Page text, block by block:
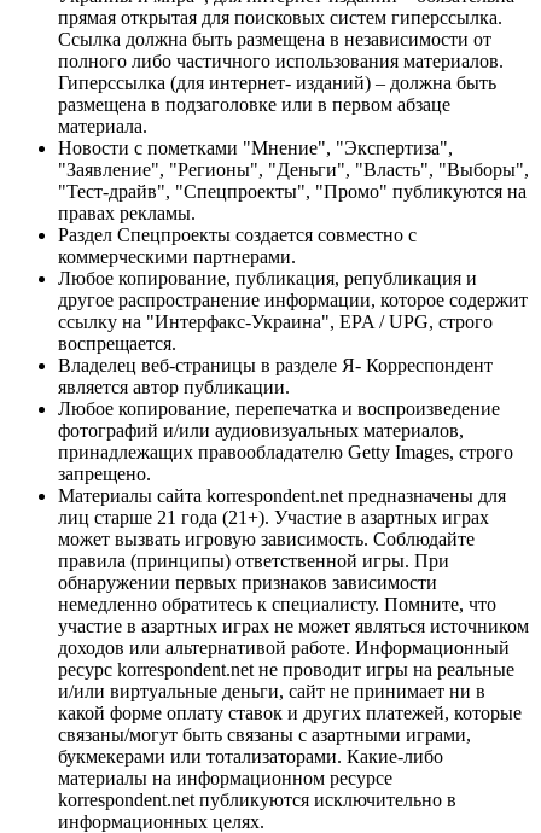
прямая открытая для поисковых систем гиперссылка.
Ссылка должна быть размещена в независимости от
полного либо частичного использования материалов.
Гиперссылка (для интернет- изданий) – должна быть
размещена в подзаголовке или в первом абзаце
материала.
Новости с пометками "Мнение", "Экспертиза",
"Заявление", "Регионы", "Деньги", "Власть", "Выборы",
"Тест-драйв", "Спецпроекты", "Промо" публикуются на
правах рекламы.
Раздел Спецпроекты создается совместно с
коммерческими партнерами.
Любое копирование, публикация, републикация и
другое распространение информации, которое содержит
ссылку на "Интерфакс-Украина", EPA / UPG, строго
воспрещается.
Владелец веб-страницы в разделе Я- Корреспондент
является автор публикации.
Любое копирование, перепечатка и воспроизведение
фотографий и/или аудиовизуальных материалов,
принадлежащих правообладателю Getty Images, строго
запрещено.
Материалы сайта korrespondent.net предназначены для
лиц старше 21 года (21+). Участие в азартных играх
может вызвать игровую зависимость. Соблюдайте
правила (принципы) ответственной игры. При
обнаружении первых признаков зависимости
немедленно обратитесь к специалисту. Помните, что
участие в азартных играх не может являться источником
доходов или альтернативой работе. Информационный
ресурс korrespondent.net не проводит игры на реальные
и/или виртуальные деньги, сайт не принимает ни в
какой форме оплату ставок и других платежей, которые
связаны/могут быть связаны с азартными играми,
букмекерами или тотализаторами. Какие-либо
материалы на информационном ресурсе
korrespondent.net публикуются исключительно в
информационных целях.